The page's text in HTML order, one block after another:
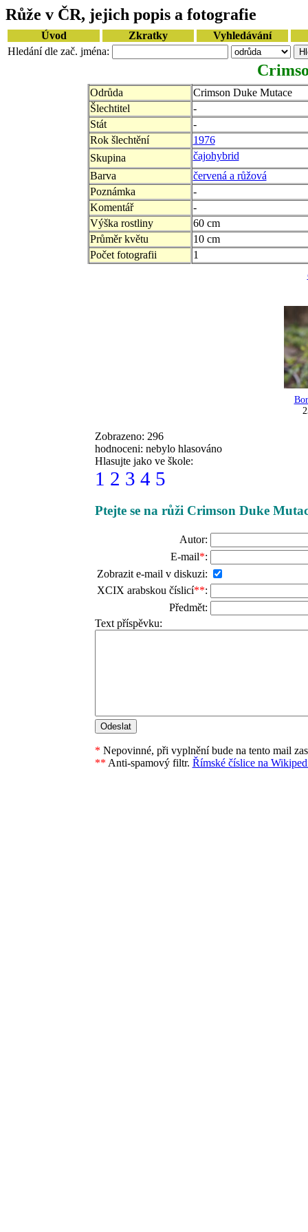
Růže v ČR, jejich popis a fotografie
Úvod Zkratky
Vyhledávání
Hledání dle zač. jména:
Odrůda
Crimson Duke Mutace
Šlechtitel
-
Stát
-
Rok šlechtění
1976
Skupina
čajohybrid
Barva
červená a růžová
Poznámka
-
Komentář
-
Výška rostliny
60 cm
Průměr květu
10 cm
Počet fotografii
1
Zobrazeno: 296
hodnoceni: nebylo hlasováno
Hlasujte jako ve škole:
1 2 3 4 5
Ptejte se na růži Crimson Duke
Autor:
E-mail*:
Zobrazit e-mail v diskuzi:
XCIX arabskou číslicí**:
Předmět:
Text příspěvku:
* Nepovinné, při vyplnění bude na tento mail
** Anti-spamový filtr. Římské číslice na